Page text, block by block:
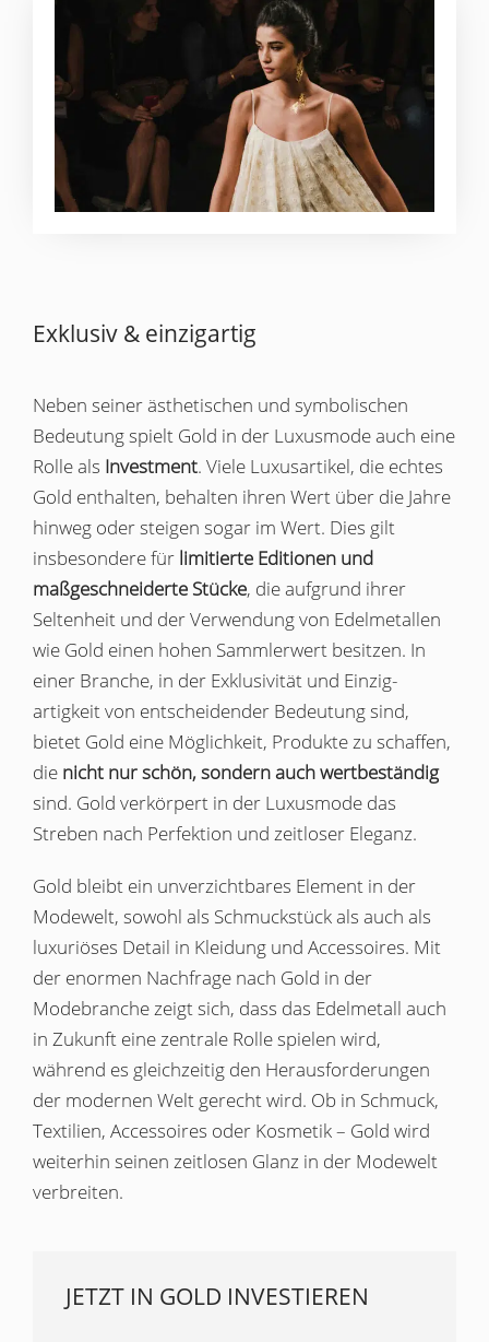
Exklusiv & einzigartig
Neben seiner ästhetischen und symbolischen
Bedeutung spielt Gold in der Luxusmode auch eine
Rolle als Investment. Viele Luxusartikel, die echtes
Gold enthalten, behalten ihren Wert über die Jahre
hinweg oder steigen sogar im Wert. Dies gilt
insbesondere für limitierte Editionen und
maßgeschneiderte Stücke, die aufgrund ihrer
Seltenheit und der Verwendung von Edelmetallen
wie Gold einen hohen Sammlerwert besitzen. In
einer Branche, in der Exklusivität und Einzig­
artigkeit von entscheidender Bedeutung sind,
bietet Gold eine Möglichkeit, Produkte zu schaffen,
die nicht nur schön, sondern auch wertbeständig
sind. Gold verkörpert in der Luxusmode das
Streben nach Perfektion und zeitloser Eleganz.
Gold bleibt ein unverzichtbares Element in der
Modewelt, sowohl als Schmuckstück als auch als
luxuriöses Detail in Kleidung und Accessoires. Mit
der enormen Nachfrage nach Gold in der
Modebranche zeigt sich, dass das Edelmetall auch
in Zukunft eine zentrale Rolle spielen wird,
während es gleichzeitig den Herausforderungen
der modernen Welt gerecht wird. Ob in Schmuck,
Textilien, Accessoires oder Kosmetik – Gold wird
weiterhin seinen zeitlosen Glanz in der Modewelt
verbreiten.
JETZT IN GOLD INVESTIEREN